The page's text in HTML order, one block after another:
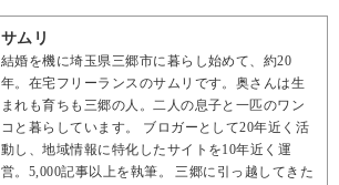
サムリ
結婚を機に埼玉県三郷市に暮らし始めて、約20
年。在宅フリーランスのサムリです。奥さんは生
まれも育ちも三郷の人。二人の息子と一匹のワン
コと暮らしています。 ブロガーとして20年近く活
動し、地域情報に特化したサイトを10年近く運
営。5,000記事以上を執筆。 三郷に引っ越してきた